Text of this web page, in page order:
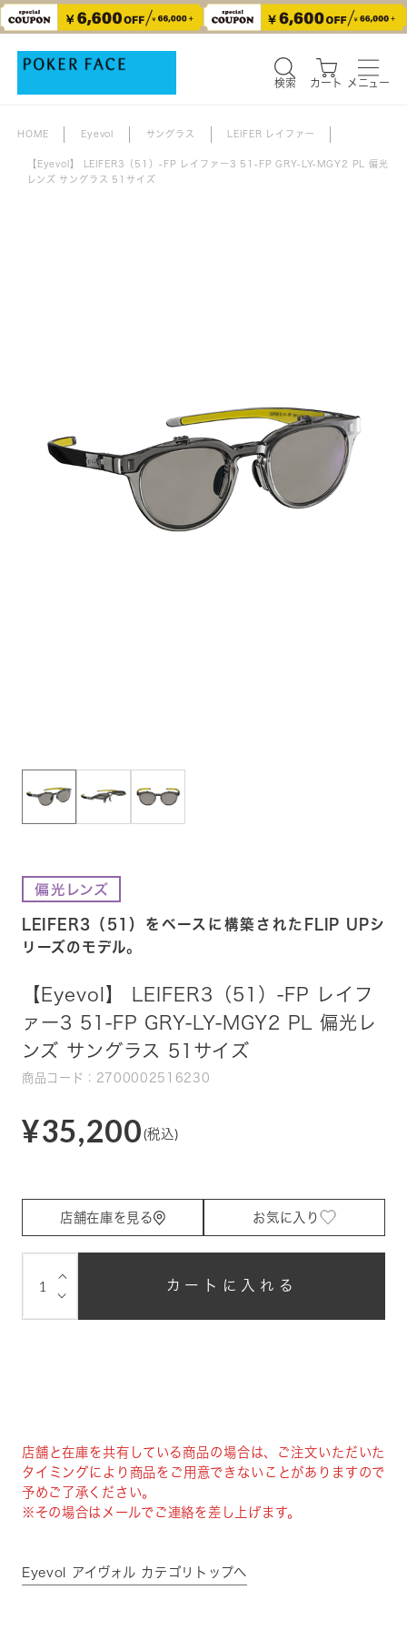
検索 カート メニュー
HOME Eyevol サングラス LEIFER レイファー
【Eyevol】 LEIFER3（51）-FP レイファー3 51-FP GRY-LY-MGY2 PL 偏光
レンズ サングラス 51サイズ
LEIFER3（51）をベースに構築されたFLIP UPシ
リーズのモデル。
【Eyevol】 LEIFER3（51）-FP レイフ
ァー3 51-FP GRY-LY-MGY2 PL 偏光レ
ンズ サングラス 51サイズ
商品コード：2700002516230
¥35,200 (税込)
店舗在庫を見る お気に入り
⌵
⌵ カートに入れる
店舗と在庫を共有している商品の場合は、ご注文いただいた
タイミングにより商品をご用意できないことがありますので
予めご了承ください。
※その場合はメールでご連絡を差し上げます。
Eyevol アイヴォル カテゴリトップへ